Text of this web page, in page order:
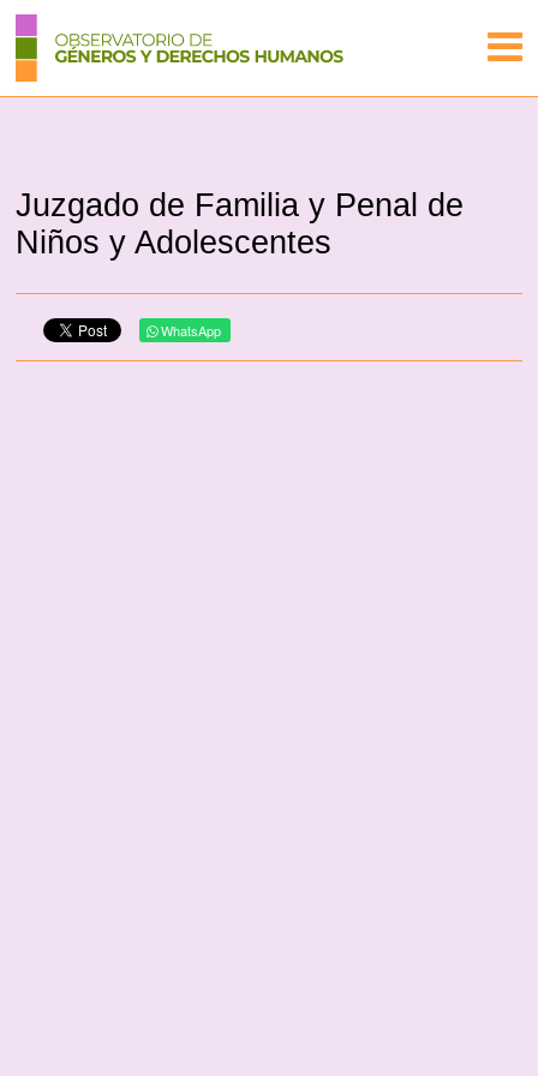
Juzgado de Familia y Penal de
Niños y Adolescentes
WhatsApp